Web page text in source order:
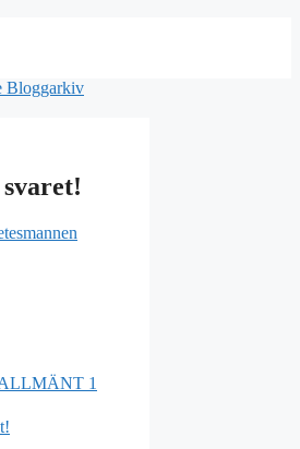
Bloggarkiv
ALLMÄNT 1